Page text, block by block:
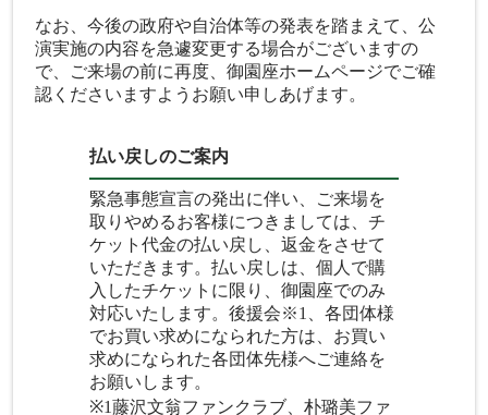
なお、今後の政府や自治体等の発表を踏まえて、公
演実施の内容を急遽変更する場合がございますの
で、ご来場の前に再度、御園座ホームページでご確
認くださいますようお願い申しあげます。
払い戻しのご案内
緊急事態宣言の発出に伴い、ご来場を
取りやめるお客様につきましては、チ
ケット代金の払い戻し、返金をさせて
いただきます。払い戻しは、個人で購
入したチケットに限り、御園座でのみ
対応いたします。後援会※1、各団体様
でお買い求めになられた方は、お買い
求めになられた各団体先様へご連絡を
お願いします。
※1藤沢文翁ファンクラブ、朴璐美ファ